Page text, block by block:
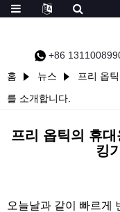
+86
홈
뉴스
프리 옵
를 소개합니다.
프리 옵틱의 휴
킹
오늘날과 같이 빠르게